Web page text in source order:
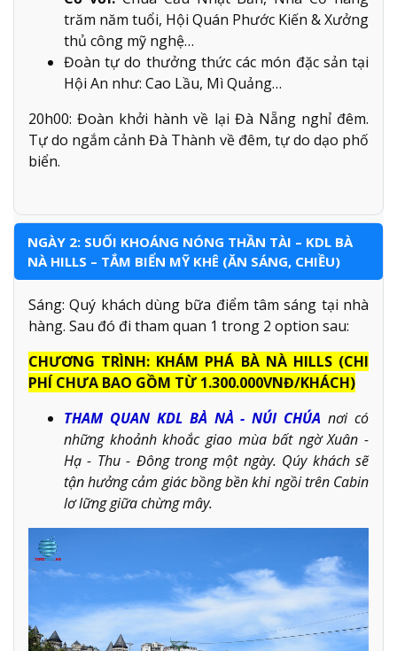
trăm năm tuổi, Hội Quán Phước Kiến & Xưởng
thủ công mỹ nghệ…
Đoàn tự do thưởng thức các món đặc sản tại
Hội An như: Cao Lầu, Mì Quảng…
20h00: Đoàn khởi hành về lại Đà Nẵng nghỉ đêm.
Tự do ngắm cảnh Đà Thành về đêm, tự do dạo phố
biển.
NGÀY 2: SUỐI KHOÁNG NÓNG THẦN TÀI – KDL BÀ
NÀ HILLS – TẮM BIỂN MỸ KHÊ (ĂN SÁNG, CHIỀU)
Sáng: Quý khách dùng bữa điểm tâm sáng tại nhà
hàng. Sau đó đi tham quan 1 trong 2 option sau:
CHƯƠNG TRÌNH: KHÁM PHÁ BÀ NÀ HILLS (CHI
PHÍ CHƯA BAO GỒM TỪ 1.300.000VNĐ/KHÁCH)
THAM QUAN KDL BÀ NÀ - NÚI CHÚA nơi có
những khoảnh khoắc giao mùa bất ngờ Xuân -
Hạ - Thu - Đông trong một ngày. Qúy khách sẽ
tận hưởng cảm giác bồng bền khi ngồi trên Cabin
lơ lững giữa chừng mây.